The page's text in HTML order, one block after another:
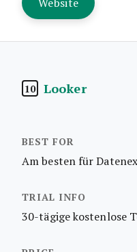
10 Looker
Am besten für
30-tägige kostenlose